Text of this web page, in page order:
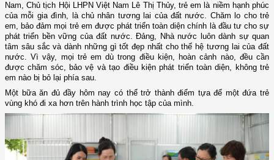
Nam, Chủ tịch Hội LHPN Việt Nam Lê Thị Thủy, trẻ em là niềm hạnh phúc
của mỗi gia đình, là chủ nhân tương lai của đất nước. Chăm lo cho trẻ
em, bảo đảm mọi trẻ em được phát triển toàn diện chính là đầu tư cho sự
phát triển bền vững của đất nước. Đảng, Nhà nước luôn dành sự quan
tâm sâu sắc và dành những gì tốt đẹp nhất cho thế hệ tương lai của đất
nước. Vì vậy, mọi trẻ em dù trong điều kiện, hoàn cảnh nào, đều cần
được chăm sóc, bảo vệ và tạo điều kiện phát triển toàn diện, không trẻ
em nào bị bỏ lại phía sau.
Một bữa ăn đủ đầy hôm nay có thể trở thành điểm tựa để một đứa trẻ
vùng khó đi xa hơn trên hành trình học tập của mình.